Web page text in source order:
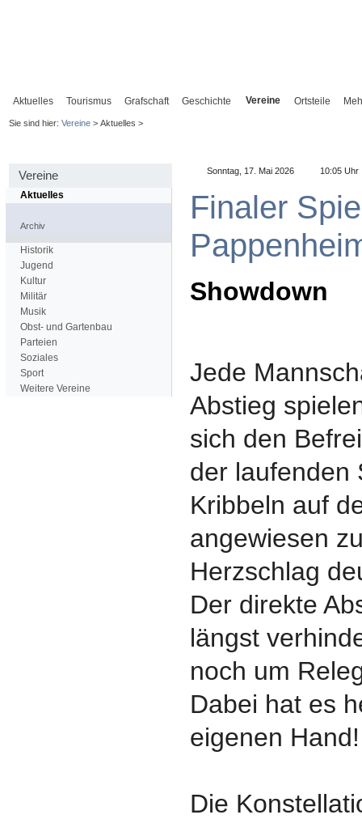
Aktuelles Tourismus Grafschaft Geschichte Vereine Ortsteile
Sie sind hier: Vereine> Aktuelles >
Vereine
Aktuelles
Archiv
Historik
Jugend
Kultur
Militär
Musik
Obst- und Gartenbau
Parteien
Soziales
Sport
Weitere Vereine
Sonntag, 17. Mai 2026 10:05 Uhr
Finaler
Showdown
Jede
Abstieg
sich den
der laufenden
Kribbeln auf
angewiesen
Herzschlag
Der direkte
längst
noch um
Dabei hat es
eigenen Hand!
Die